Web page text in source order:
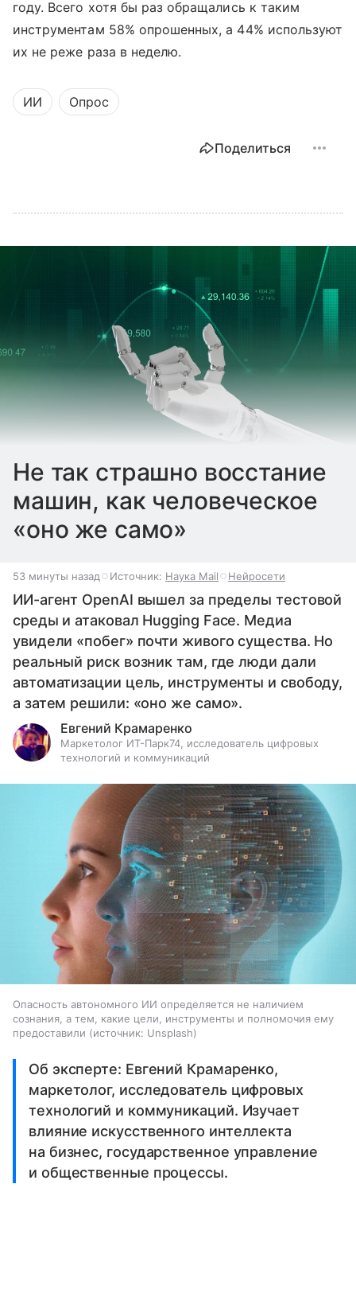
году. Всего хотя бы раз обращались к таким
инструментам 58% опрошенных, а 44% используют
их не реже раза в неделю.
ИИ Опрос
Поделиться
Не так страшно восстание
машин, как человеческое
«оно же само»
53 минуты назад Источник: Наука Mail Нейросети
ИИ-агент OpenAI вышел за пределы тестовой
среды и атаковал Hugging Face. Медиа
увидели «побег» почти живого существа. Но
реальный риск возник там, где люди дали
автоматизации цель, инструменты и свободу,
а затем решили: «оно же само».
Евгений Крамаренко
Маркетолог ИТ-Парк74, исследователь цифровых
технологий и коммуникаций
Опасность автономного ИИ определяется не наличием
сознания, а тем, какие цели, инструменты и полномочия ему
предоставили
источник: Unsplash
Об эксперте: Евгений Крамаренко,
маркетолог, исследователь цифровых
технологий и коммуникаций. Изучает
влияние искусственного интеллекта
на бизнес, государственное управление
и общественные процессы.